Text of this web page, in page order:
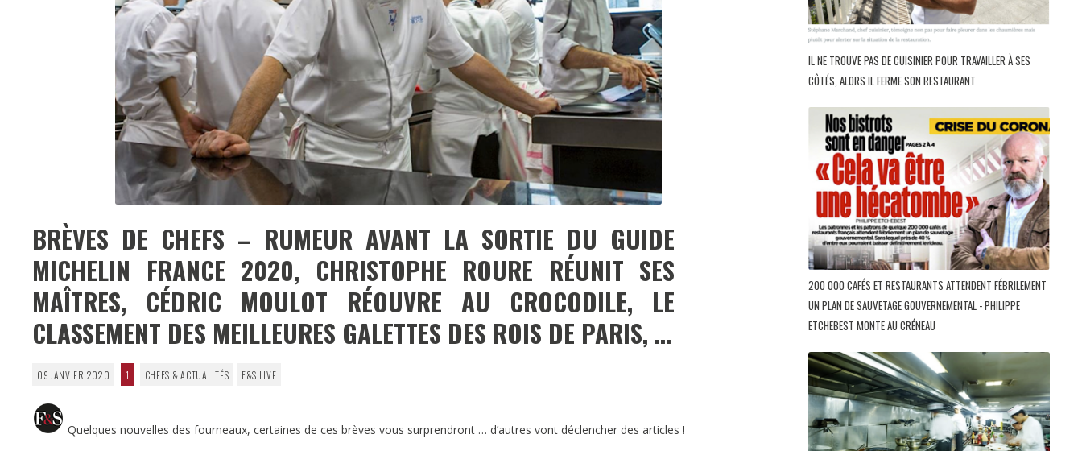
BRÈVES DE CHEFS – RUMEUR AVANT LA SORTIE DU GUIDE
MICHELIN FRANCE 2020, CHRISTOPHE ROURE RÉUNIT SES
MAÎTRES, CÉDRIC MOULOT RÉOUVRE AU CROCODILE, LE
CLASSEMENT DES MEILLEURES GALETTES DES ROIS DE PARIS, …
09 JANVIER 2020 1 CHEFS & ACTUALITÉS F&S LIVE
Quelques nouvelles des fourneaux, certaines de ces brèves vous surprendront … d’autres vont déclencher des articles !
IL NE TROUVE PAS DE CUISINIER POUR TRAVAILLER À SES
CÔTÉS, ALORS IL FERME SON RESTAURANT
200 000 CAFÉS ET RESTAURANTS ATTENDENT FÉBRILEMENT
UN PLAN DE SAUVETAGE GOUVERNEMENTAL - PHILIPPE
ETCHEBEST MONTE AU CRÉNEAU